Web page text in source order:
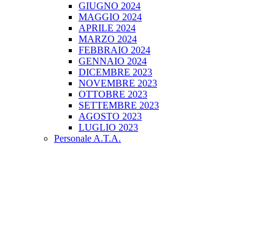
GIUGNO 2024
MAGGIO 2024
APRILE 2024
MARZO 2024
FEBBRAIO 2024
GENNAIO 2024
DICEMBRE 2023
NOVEMBRE 2023
OTTOBRE 2023
SETTEMBRE 2023
AGOSTO 2023
LUGLIO 2023
Personale A.T.A.